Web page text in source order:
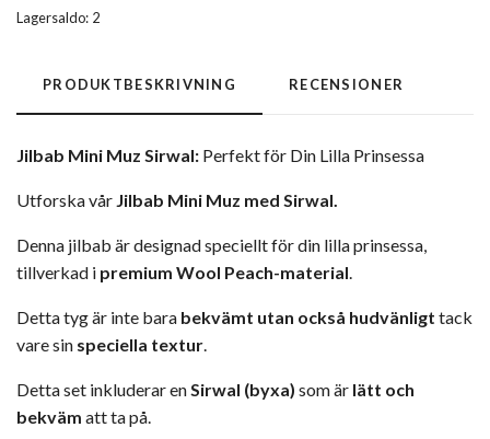
Lagersaldo: 2
PRODUKTBESKRIVNING RECENSIONER
Jilbab Mini Muz Sirwal: Perfekt för Din Lilla Prinsessa
Utforska vår Jilbab Mini Muz med Sirwal.
Denna jilbab är designad speciellt för din lilla prinsessa,
tillverkad i premium Wool Peach-material.
Detta tyg är inte bara bekvämt utan också hudvänligt tack
vare sin speciella textur.
Detta set inkluderar enSirwal (byxa) som är lätt och
bekväm att ta på.